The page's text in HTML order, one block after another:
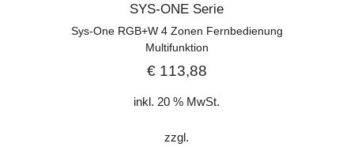
SYS-ONE Serie
Sys-One RGB+W 4 Zonen Fernbedienung
Multifunktion
€113,88
inkl. 20 % MwSt.
zzgl.